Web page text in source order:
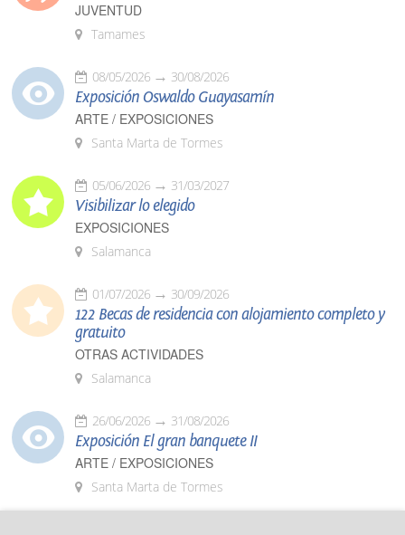
JUVENTUD
Tamames
08/05/2026 30/08/2026
Exposición Oswaldo Guayasamín
ARTE / EXPOSICIONES
Santa Marta de Tormes
05/06/2026 31/03/2027
Visibilizar lo elegido
EXPOSICIONES
Salamanca
01/07/2026 30/09/2026
122 Becas de residencia con alojamiento completo y
gratuito
OTRAS ACTIVIDADES
Salamanca
26/06/2026 31/08/2026
Exposición El gran banquete II
ARTE / EXPOSICIONES
Santa Marta de Tormes